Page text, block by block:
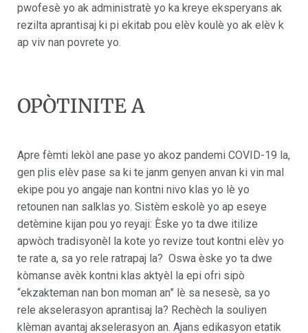
pwofesè yo ak administratè yo ka kreye eksperyans ak
rezilta aprantisaj ki pi ekitab pou elèv koulè yo ak elèv k
ap viv nan povrete yo.
OPÒTINITE A
Apre fèmti lekòl ane pase yo akoz pandemi COVID-19 la,
gen plis elèv pase sa ki te janm genyen anvan ki vin mal
ekipe pou yo angaje nan kontni nivo klas yo lè yo
retounen nan salklas yo. Sistèm eskolè yo ap eseye
detèmine kijan pou yo reyaji: Èske yo ta dwe itilize
apwòch tradisyonèl la kote yo revize tout kontni elèv yo
te rate a, sa yo rele ratrapaj la? Oswa èske yo ta dwe
kòmanse avèk kontni klas aktyèl la epi ofri sipò
“ekzakteman nan bon moman an” lè sa nesesè, sa yo
rele akselerasyon aprantisaj la? Rechèch la souliyen
klèman avantaj akselerasyon an. Ajans edikasyon etatik